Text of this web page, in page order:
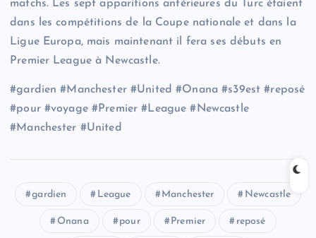
matchs. Les sept apparitions antérieures du Turc étaient
dans les compétitions de la Coupe nationale et dans la
Ligue Europa, mais maintenant il fera ses débuts en
Premier League à Newcastle.
#gardien #Manchester #United #Onana #s39est #reposé
#pour #voyage #Premier #League #Newcastle
#Manchester #United
gardien League Manchester Newcastle
Onana pour Premier reposé